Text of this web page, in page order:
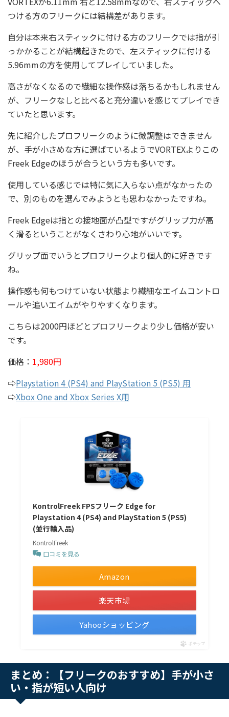
つける方のフリークには結構差があります。
自分は本来右スティックに付ける方のフリークでは指が引
っかかることが結構起きたので、左スティックに付ける
5.96mmの方を使用してプレイしていました。
高さがなくなるので繊細な操作感は落ちるかもしれません
が、フリークなしと比べると充分違いを感じてプレイでき
ていたと思います。
先に紹介したプロフリークのように微調整はできません
が、手が小さめな方に選ばているようでVORTEXよりこの
Freek Edgeのほうが合うという方も多いです。
使用している感じでは特に気に入らない点がなかったの
で、別のものを選んでみようとも思わなかったですね。
Freek Edgeは指との接地面が凸型ですがグリップ力が高
く滑るということがなくさわり心地がいいです。
グリップ面でいうとプロフリークより個人的に好きです
ね。
操作感も何もつけていない状態より繊細なエイムコントロ
ールや追いエイムがやりやすくなります。
こちらは2000円ほどとプロフリークより少し価格が安い
です。
価格： 1,980円
⇨Playstation 4 (PS4) and PlayStation 5 (PS5) 用
⇨Xbox One and Xbox Series X用
KontrolFreek FPSフリーク Edge for
Playstation 4 (PS4) and PlayStation 5 (PS5)
(並行輸入品)
KontrolFreek
口コミを見る
Amazon
楽天市場
Yahooショッピング
ポチップ
まとめ：【フリークのおすすめ】手が小さ
い・指が短い人向け